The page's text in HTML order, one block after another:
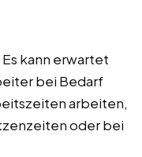
Es kann erwartet
bei Bedarf
arbeiten,
oder bei